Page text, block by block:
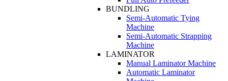
BUNDLING
Semi-Automatic Tying
Machine
Semi-Automatic Strapping
Machine
LAMINATOR
Manual Laminator Machine
Automatic Laminator